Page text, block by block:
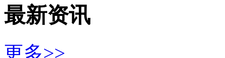
最新资讯
更多>>